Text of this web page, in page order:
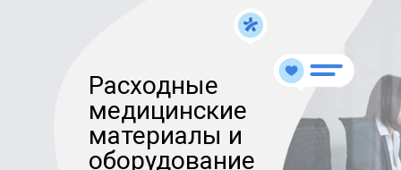
Расходные
медицинские
материалы и
оборудование